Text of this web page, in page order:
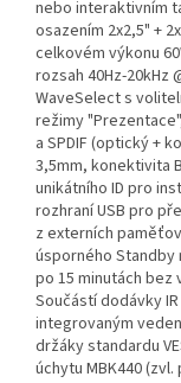
nebo interaktivním
osazením 2x2,5" +
celkovém výkonu
rozsah 40Hz-20kHz
WaveSelect s
režimy
a SPDIF (optický +
3,5mm, konektivita
unikátního ID pro
rozhraní USB pro
z externích
úsporného
po 15 minutách
Součástí dodávky
integrovaným
držáky standardu
úchytu MBK440